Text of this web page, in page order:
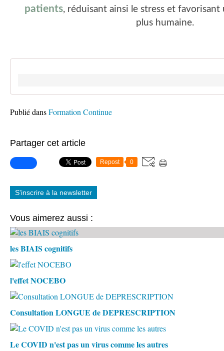
patients, réduisant ainsi le stress et
plus humaine.
Publié dansFormation Continue
Partager cet article
Repost 0
S'inscrire à la newsletter
Vous aimerez aussi :
les BIAIS cognitifs
l'effet NOCEBO
Consultation LONGUE de DEPRESCRIPTION
Le COVID n'est pas un virus comme les autres